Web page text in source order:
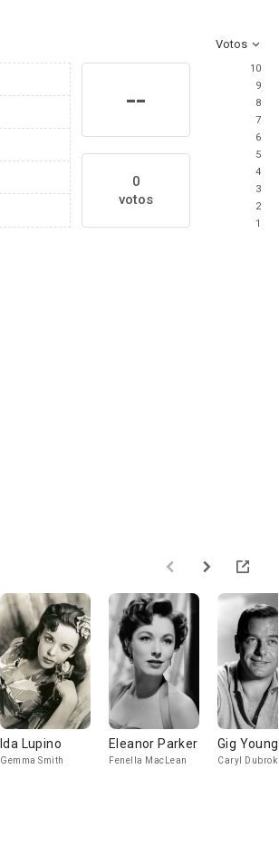
Votos
--
0
votos
10
9
8
7
6
5
4
3
2
1
Ida Lupino
Gemma Smith
Eleanor Parker
Fenella MacLean
Gig Young
Caryl Dubrok